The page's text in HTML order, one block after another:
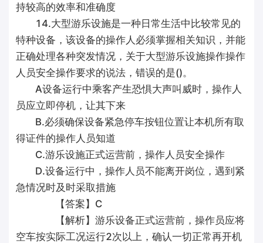
持较高的效率和准确度
14.大型游乐设施是一种日常生活中比较常见的
特种设备，该设备的操作人必须掌握相关知识，并能
正确处理各种突发情况，关于大型游乐设施操作操作
人员安全操作要求的说法，错误的是()。
A设备运行中乘客产生恐惧大声叫威时，操作人
员应立即停机，让其下来
B.必须确保设备紧急停车按钮位置让本机所有取
得证件的操作人员知道
C.游乐设施正式运营前，操作人员安全操作
D.设备运行中，操作人员不能离开岗位，遇到紧
急情况时及时采取措施
【答案】C
【解析】游乐设备正式运营前，操作员应将
空车按实际工况运行2次以上，确认一切正常再开机